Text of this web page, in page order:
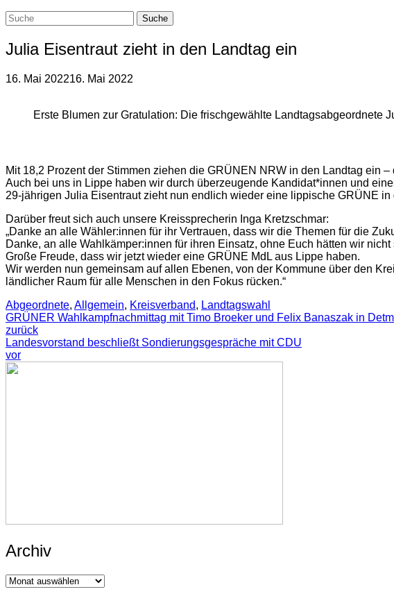
Julia Eisentraut zieht in den Landtag ein
16. Mai 202216. Mai 2022
Erste Blumen zur Gratulation: Die frischgewählte Landtagsabgeordnete
Mit 18,2 Prozent der Stimmen ziehen die GRÜNEN NRW in den Landtag ein
Auch bei uns in Lippe haben wir durch überzeugende Kandidat*innen und
29-jährigen Julia Eisentraut zieht nun endlich wieder eine lippische GRÜNE in
Darüber freut sich auch unsere Kreissprecherin Inga Kretzschmar:
„Danke an alle Wähler:innen für ihr Vertrauen, dass wir die Themen für die
Danke, an alle Wahlkämper:innen für ihren Einsatz, ohne Euch hätten wir
Große Freude, dass wir jetzt wieder eine GRÜNE MdL aus Lippe haben.
Wir werden nun gemeinsam auf allen Ebenen, von der Kommune über den
ländlicher Raum für alle Menschen in den Fokus rücken.“
Abgeordnete, Allgemein, Kreisverband, Landtagswahl
GRÜNER Wahlkampfnachmittag mit Timo Broeker und Felix Banaszak in
zurück
Landesvorstand beschließt Sondierungsgespräche mit CDU
vor
Archiv
Archiv